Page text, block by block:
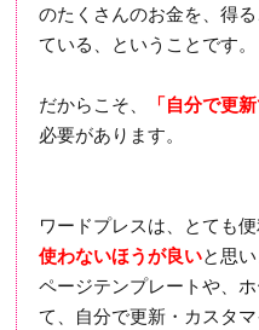
のたくさんのお金を、得
ている、ということです。
だからこそ、 「自分で更
必要があります。
ワードプレスは、とても便
使わないほうが良いと思
ページテンプレートや、
て、自分で更新・カスタ